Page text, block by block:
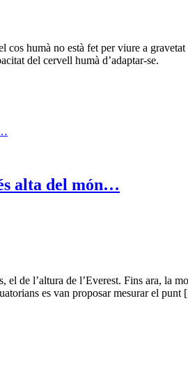
humà no està fet per viure a
del cervell humà d’adaptar-se.
alta del món…
de l’altura de l’Everest. Fins ara, la
es van proposar mesurar el